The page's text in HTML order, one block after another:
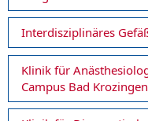
Interdisziplinäres
Klinik für
Campus Bad Krozingen